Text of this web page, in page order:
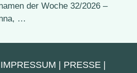
der Woche 32/2026 –
…
IMPRESSUM PRESSE